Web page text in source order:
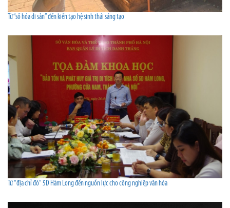
Từ “số hóa di sản” đến kiến tạo hệ sinh thái sáng tạo
Từ "địa chỉ đỏ" 5D Hàm Long đến nguồn lực cho công nghiệp văn hóa